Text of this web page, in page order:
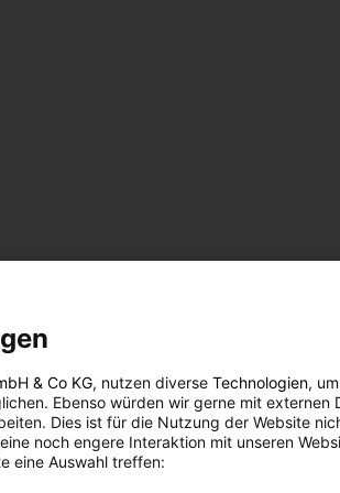
& Co KG, nutzen diverse Technologien,
Ebenso würden wir gerne mit externen
Dies ist für die Nutzung der Website
noch engere Interaktion mit unseren
eine Auswahl treffen: